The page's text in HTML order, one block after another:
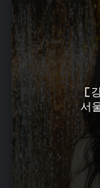
[
서